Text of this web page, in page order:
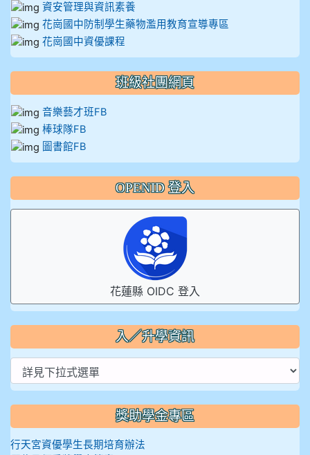
資安管理與資訊素養
花崗國中防制學生藥物濫用教育宣導專區
花崗國中資優課程
班級社團網頁
音樂藝才班FB
棒球隊FB
圖書館FB
OPENID 登入
花蓮縣 OIDC 登入
入／升學資訊
獎助學金專區
行天宮資優學生長期培育辦法